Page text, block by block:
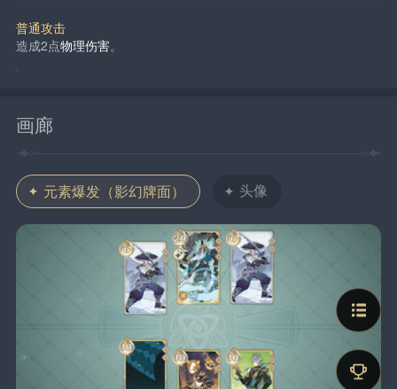
普通攻击
造成2点物理伤害。
画廊
元素爆发（影幻牌面） 头像